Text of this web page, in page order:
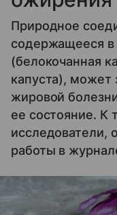
Природное
содержащееся в
(белокочанная
капуста), может
жировой
ее состояние. К
исследователи,
работы в